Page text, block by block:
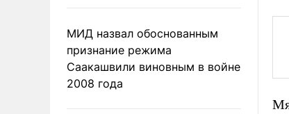
МИД назвал обоснованным
признание режима
Саакашвили виновным в войне
2008 года